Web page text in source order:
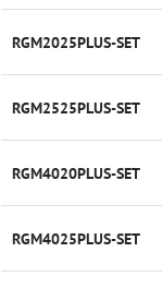
RGM2025PLUS-SET
RGM2525PLUS-SET
RGM4020PLUS-SET
RGM4025PLUS-SET